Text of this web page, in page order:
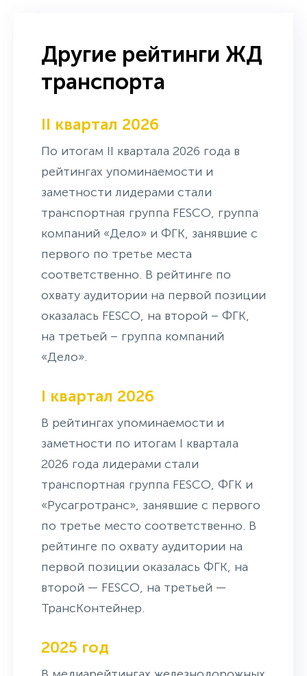
Другие рейтинги ЖД
транспорта
II квартал 2026
По итогам II квартала 2026 года в
рейтингах упоминаемости и
заметности лидерами стали
транспортная группа FESCO, группа
компаний «Дело» и ФГК, занявшие с
первого по третье места
соответственно. В рейтинге по
охвату аудитории на первой позиции
оказалась FESCO, на второй – ФГК,
на третьей – группа компаний
«Дело».
I квартал 2026
В рейтингах упоминаемости и
заметности по итогам I квартала
2026 года лидерами стали
транспортная группа FESCO, ФГК и
«Русагротранс», занявшие с первого
по третье место соответственно. В
рейтинге по охвату аудитории на
первой позиции оказалась ФГК, на
второй — FESCO, на третьей —
ТрансКонтейнер.
2025 год